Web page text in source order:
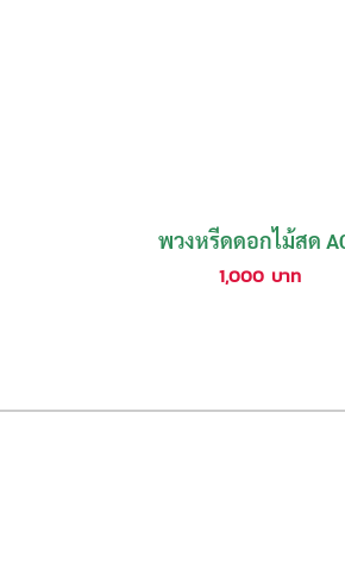
พวงหรีดดอกไม้สด
1,000 บาท